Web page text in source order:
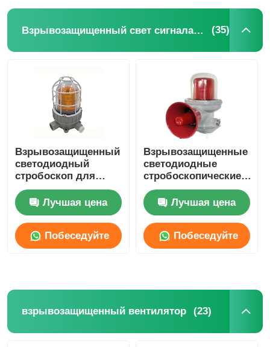
Продукция
О Компании
контактные данные
Взрывозащищенный свет сигнала тревоги (35)
Взрывозащищенный
светодиодный
стробоскоп для
опасных зон,
аварийная
сигнализация
Лучшая цена
Побеседуйте
Взрывозащищенные
светодиодные
стробоскопические
сигнальные огни
Аварийное
освещение
Лучшая цена
Побеседуйте
взрывозащищенный вентилятор (23)